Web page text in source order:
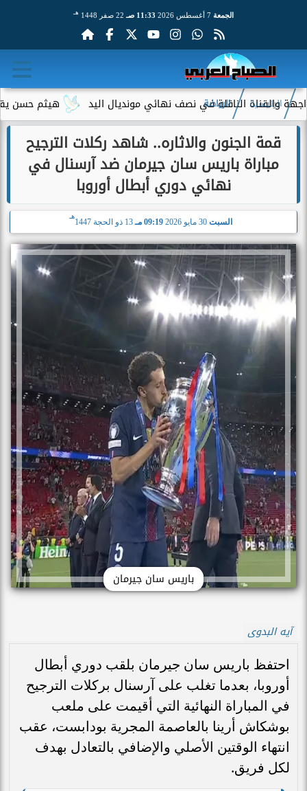
الجمعة 11:33 صـ 22 صفر 1448 هـ
هيثم حسن يقترب من الناقلة في نصف نهائي مونديال اليد
الرئيسية الرياضة
قمة الجنون والاثاره.. شاهد ركلات الترجيح
مباراة باريس سان جيرمان ضد آرسنال في
نهائي دوري أبطال أوروبا
السبت 09:19 مـ 13 ذو الحجة 1447
هـ
باريس سان جيرمان
آيه البدوى
احتفظ باريس سان جيرمان بلقب دوري أبطال
أوروبا، بعدما تغلب على آرسنال بركلات الترجيح
في المباراة النهائية التي أقيمت على ملعب
بوشكاش أرينا بالعاصمة المجرية بودابست، عقب
انتهاء الوقتين الأصلي والإضافي بالتعادل بهدف
لكل فريق.